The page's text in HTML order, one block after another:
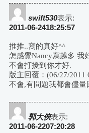
swift530表示:
2011-06-2418:25:57
推推..寫的真好^^
怎感覺Nancy寫越多 我
不會打擾到你才好.
版主回覆：(06/27/2011
不會,有問題我都會儘量
郭大俠表示:
2011-06-2207:20:28